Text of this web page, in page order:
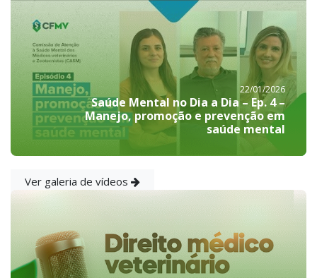
22/01/2026
Saúde Mental no Dia a Dia – Ep. 4 –
Manejo, promoção e prevenção em
saúde mental
Ver galeria de vídeos